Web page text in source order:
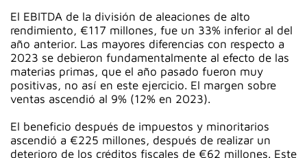
El EBITDA de la división de aleaciones de alto
rendimiento, €117 millones, fue un 33% inferior al del
año anterior. Las mayores diferencias con respecto a
2023 se debieron fundamentalmente al efecto de las
materias primas, que el año pasado fueron muy
positivas, no así en este ejercicio. El margen sobre
ventas ascendió al 9% (12% en 2023).
El beneficio después de impuestos y minoritarios
ascendió a €225 millones, después de realizar un
deterioro de los créditos fiscales de €62 millones. Este